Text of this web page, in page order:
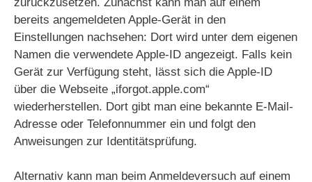
bereits angemeldeten Apple-Gerät in den
Einstellungen nachsehen: Dort wird unter dem eigenen
Namen die verwendete Apple-ID angezeigt. Falls kein
Gerät zur Verfügung steht, lässt sich die Apple-ID
über die Webseite „iforgot.apple.com“
wiederherstellen. Dort gibt man eine bekannte E-Mail-
Adresse oder Telefonnummer ein und folgt den
Anweisungen zur Identitätsprüfung.
Alternativ kann man beim Anmeldeversuch auf einem